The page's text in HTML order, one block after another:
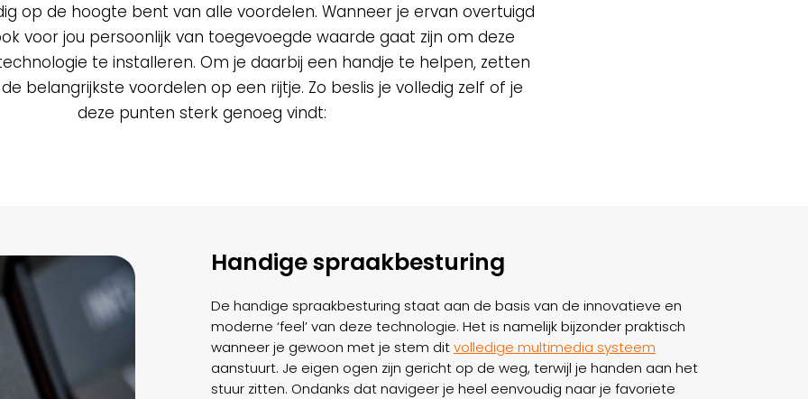
op de hoogte bent van alle voordelen. Wanneer je ervan overtuigd
voor jou persoonlijk van toegevoegde waarde gaat zijn om deze
te installeren. Om je daarbij een handje te helpen, zetten
belangrijkste voordelen op een rijtje. Zo beslis je volledig zelf of je
deze punten sterk genoeg vindt:
Handige spraakbesturing
De handige spraakbesturing staat aan de basis van de innovatieve en
moderne ‘feel’ van deze technologie. Het is namelijk bijzonder praktisch
wanneer je gewoon met je stem ditvolledige multimedia systeem
aanstuurt. Je eigen ogen zijn gericht op de weg, terwijl je handen aan het
stuur zitten. Ondanks dat navigeer je heel eenvoudig naar je favoriete